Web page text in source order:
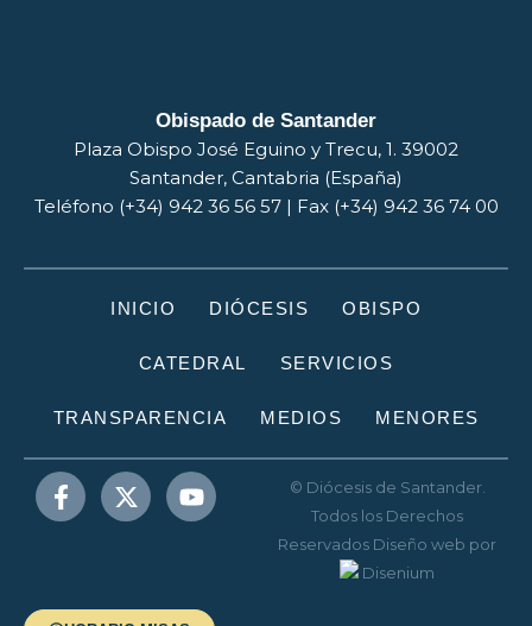
Obispado de Santander
Plaza Obispo José Eguino y Trecu, 1. 39002
Santander, Cantabria (España)
Teléfono (+34) 942 36 56 57 | Fax (+34) 942 36 74 00
INICIO DIÓCESIS OBISPO
CATEDRAL SERVICIOS
TRANSPARENCIA MEDIOS MENORES
© Diócesis de Santander.
Todos los Derechos
Reservados Diseño web por
Disenium